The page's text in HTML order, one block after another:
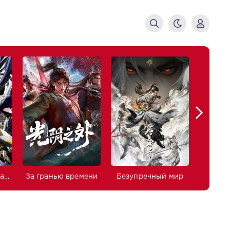
Изгнанный реинкарнированный тяжёлый рыцарь не имеет себе равных в знаниях игры За гранью времени Безупречный мир